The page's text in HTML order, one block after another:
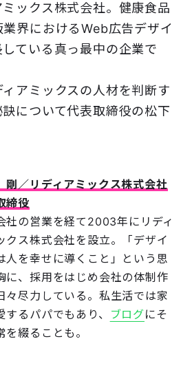
ックス株式会社。健康食品
界におけるWeb広告デザイ
ている真っ最中の企業で
アミックスの人材を判断す
について代表取締役の松下
／リディアミックス株式会社
締役
社の営業を経て2003年にリディ
クス株式会社を設立。「デザイ
人を幸せに導くこと」という思
に、採用をはじめ会社の体制作
々尽力している。私生活では家
するパパでもあり、
ブログにそ
を綴ることも。